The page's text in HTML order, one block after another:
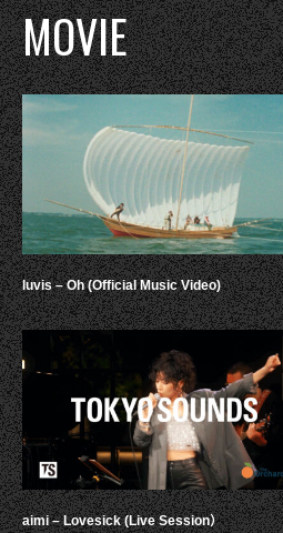
MOVIE
luvis – Oh (Official Music Video)
aimi – Lovesick (Live Session）